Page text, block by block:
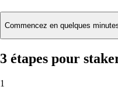
Commencez en quelques
3 étapes pour
1